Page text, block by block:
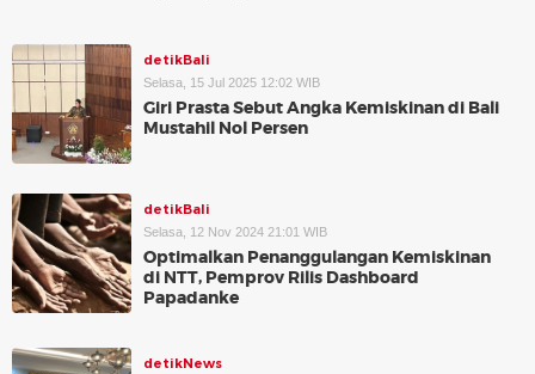
detikBali
Selasa, 15 Jul 2025 12:02 WIB
Giri Prasta Sebut Angka Kemiskinan di Bali
Mustahil Nol Persen
detikBali
Selasa, 12 Nov 2024 21:01 WIB
Optimalkan Penanggulangan Kemiskinan
di NTT, Pemprov Rilis Dashboard
Papadanke
detikNews